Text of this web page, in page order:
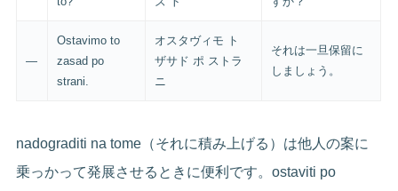
—
Ostavimo to
zasad po
strani.
オスタヴィモ ト
ザサド ポ ストラ
ニ
それは一旦保留に
しましょう。
nadograditi na tome（それに積み上げる）は他人の案に
乗っかって発展させるときに便利です。ostaviti po